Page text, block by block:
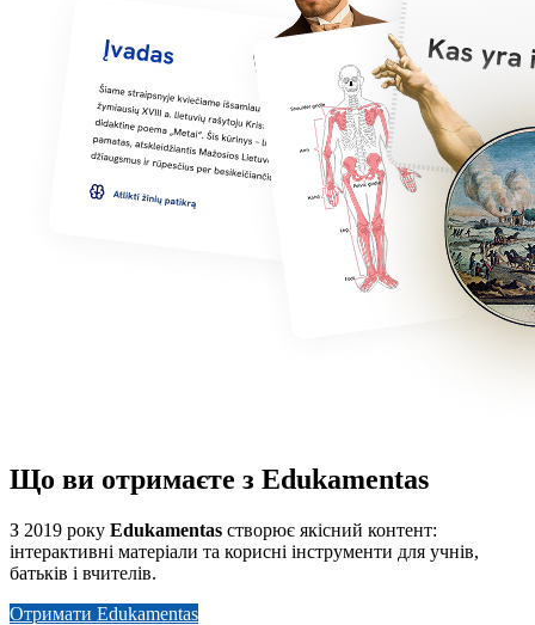
Що ви отримаєте з Edukamentas
З 2019 року Edukamentas створює якісний контент:
інтерактивні матеріали та корисні інструменти для учнів,
батьків і вчителів.
Отримати Edukamentas